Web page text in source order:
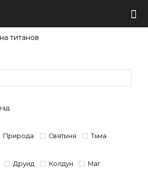
титанов
Природа Святыня Тьма
Друид Колдун
Маг